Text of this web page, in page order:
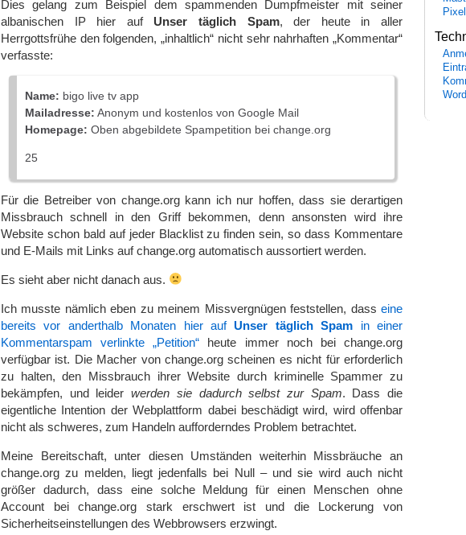
Dies gelang zum Beispiel dem spammenden Dumpfmeister mit seiner
albanischen IP hier auf Unser täglich Spam, der heute in aller
Herrgottsfrühe den folgenden, „inhaltlich“ nicht sehr nahrhaften „Kommentar“
verfasste:
Name: bigo live tv app
Mailadresse: Anonym und kostenlos von Google Mail
Homepage: Oben abgebildete Spampetition bei change.org
25
Für die Betreiber von change.org kann ich nur hoffen, dass sie derartigen
Missbrauch schnell in den Griff bekommen, denn ansonsten wird ihre
Website schon bald auf jeder Blacklist zu finden sein, so dass Kommentare
und E-Mails mit Links auf change.org automatisch aussortiert werden.
Es sieht aber nicht danach aus.
Ich musste nämlich eben zu meinem Missvergnügen feststellen, dass eine
bereits vor anderthalb Monaten hier aufUnser täglich Spam in einer
Kommentarspam verlinkte „Petition“ heute immer noch bei change.org
verfügbar ist. Die Macher von change.org scheinen es nicht für erforderlich
zu halten, den Missbrauch ihrer Website durch kriminelle Spammer zu
bekämpfen, und leiderwerden sie dadurch selbst zur Spam. Dass die
eigentliche Intention der Webplattform dabei beschädigt wird, wird offenbar
nicht als schweres, zum Handeln aufforderndes Problem betrachtet.
Meine Bereitschaft, unter diesen Umständen weiterhin Missbräuche an
change.org zu melden, liegt jedenfalls bei Null – und sie wird auch nicht
größer dadurch, dass eine solche Meldung für einen Menschen ohne
Account bei change.org stark erschwert ist und die Lockerung von
Sicherheitseinstellungen des Webbrowsers erzwingt.